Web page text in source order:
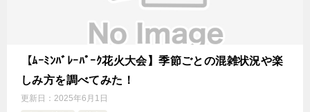
【ﾑｰﾐﾝﾊﾞﾚｰﾊﾟｰｸ花火大会】季節ごとの混雑状況や楽
しみ方を調べてみた！
更新日： 2025年6月1日